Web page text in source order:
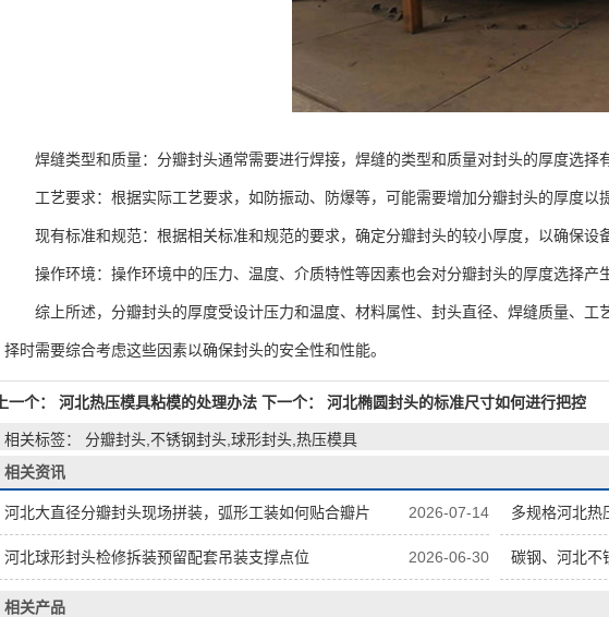
焊缝类型和质量：分瓣封头通常需要进行焊接，焊缝的类型和质量对封头的厚度选择
工艺要求：根据实际工艺要求，如防振动、防爆等，可能需要增加分瓣封头的厚度以提
现有标准和规范：根据相关标准和规范的要求，确定分瓣封头的较小厚度，以确保设
操作环境：操作环境中的压力、温度、介质特性等因素也会对分瓣封头的厚度选择产
综上所述，分瓣封头的厚度受设计压力和温度、材料属性、封头直径、焊缝质量、工
择时需要综合考虑这些因素以确保封头的安全性和性能。
上一个： 河北热压模具粘模的处理办法 下一个： 河北椭圆封头的标准尺寸如何进行把控
相关标签： 分瓣封头,不锈钢封头,球形封头,热压模具
相关资讯
2026-07-14
河北大直径分瓣封头现场拼装，弧形工装如何贴合瓣片 多规格河北热
2026-06-30
河北球形封头检修拆装预留配套吊装支撑点位 碳钢、河北不
相关产品